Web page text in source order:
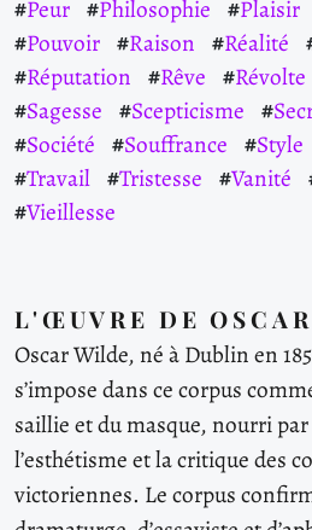
Peur
Philosophie Plaisir
Pouvoir
Raison Réalité
Réputation
Rêve Révolte
Sagesse
Scepticisme
Société
Souffrance Style
Travail
Tristesse Vanité
Vieillesse
L'ŒUVRE DE
Oscar Wilde, né à Dublin en
s’impose dans ce corpus
saillie et du masque, nourri
l’esthétisme et la critique des
victoriennes. Le corpus